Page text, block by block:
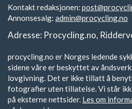
Kontakt redaksjonen:
Annonsesalg: admin@procycling.no
Adresse: Procycling.no,
procycling.no er Norges ledende
sidene våre er beskyttet av
lovgivning. Det er ikke tillatt å
fotografier uten tillatelse. Vi står
på eksterne nettsider. Les om